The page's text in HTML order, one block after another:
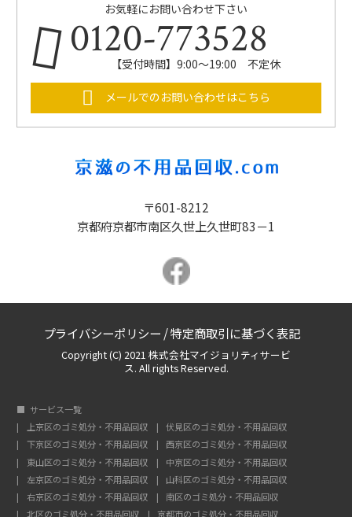
お気軽にお問い合わせ下さい
0120-773528
【受付時間】9:00～19:00 不定休
メールでのお問い合わせはこちら
〒601-8212
京都府京都市南区久世上久世町83－1
プライバシーポリシー /特定商取引に基づく表記
Copyright (C) 2021 株式会社マイジョリティサービ
ス. All rights Reserved.
サービス一覧
上京区のゴミ処分・不用品回収
伏見区のゴミ処分・不用品回収
下京区のゴミ処分・不用品回収
西京区のゴミ処分・不用品回収
東山区のゴミ処分・不用品回収
中京区のゴミ処分・不用品回収
左京区のゴミ処分・不用品回収
山科区のゴミ処分・不用品回収
右京区のゴミ処分・不用品回収
南区のゴミ処分・不用品回収
北区のゴミ処分・不用品回収
京都市のゴミ処分・不用品回収